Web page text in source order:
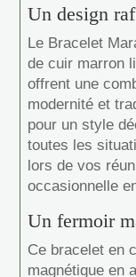
Un design
Le Bracelet
de cuir marron
offrent une
modernité et
pour un style
toutes les
lors de vos
occasionnelle
Un fermoir
Ce bracelet en
magnétique en